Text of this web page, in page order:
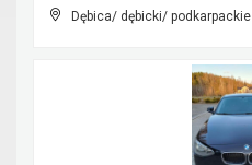
Dębica/ dębicki/ podkarpackie